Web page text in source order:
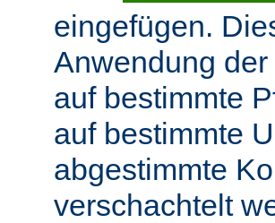
eingefügen.
Anwendung
auf bestimmte
auf bestimmte
abgestimmte
verschachtelt